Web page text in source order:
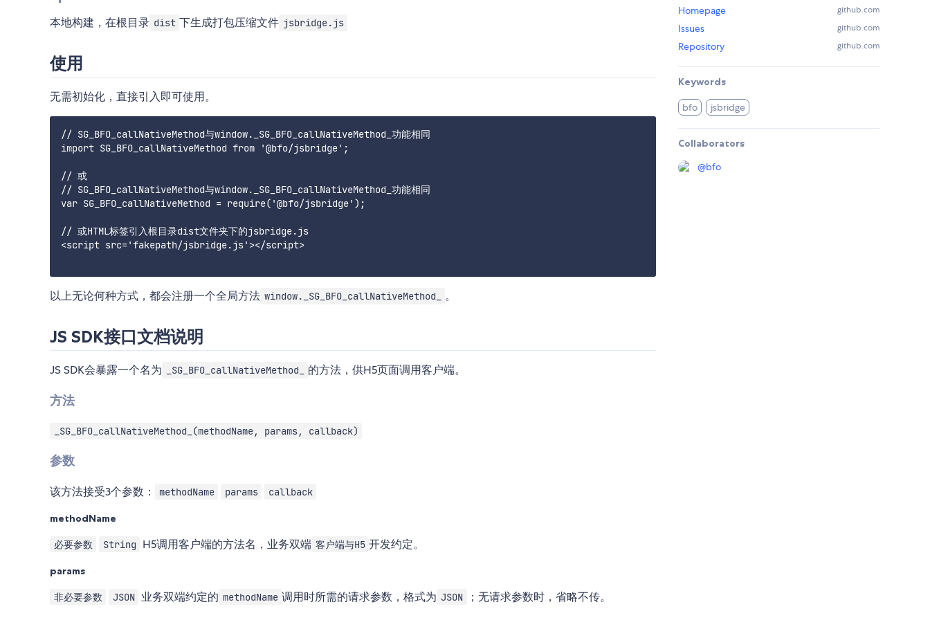
本地构建，在根目录 dist 下生成打包压缩文件 jsbridge.js
使用
无需初始化，直接引入即可使用。
// SG_BFO_callNativeMethod与window._SG_BFO_callNativeMethod_功能相同
import SG_BFO_callNativeMethod from '@bfo/jsbridge';
// 或
// SG_BFO_callNativeMethod与window._SG_BFO_callNativeMethod_功能相同
var SG_BFO_callNativeMethod = require('@bfo/jsbridge');
// 或HTML标签引入根目录dist文件夹下的jsbridge.js
<script src='fakepath/jsbridge.js'></script>
以上无论何种方式，都会注册一个全局方法 window._SG_BFO_callNativeMethod_ 。
JS SDK接口文档说明
JS SDK会暴露一个名为 _SG_BFO_callNativeMethod_ 的方法，供H5页面调用客户端。
方法
_SG_BFO_callNativeMethod_(methodName, params, callback)
参数
该方法接受3个参数： methodName params callback
methodName
必要参数 String H5调用客户端的方法名，业务双端 客户端与H5 开发约定。
params
非必要参数 JSON 业务双端约定的 methodName 调用时所需的请求参数，格式为 JSON ；无请求参数时，省略不传。
Homepage github.com
Issues github.com
Repository github.com
Keywords
bfo jsbridge
Collaborators
@bfo